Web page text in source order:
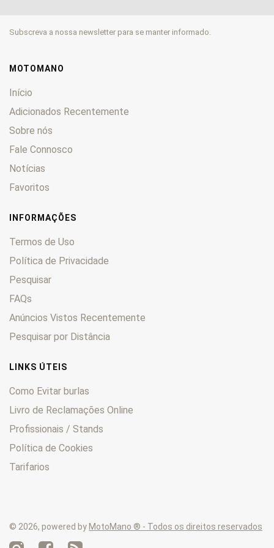
907 0
944 0
999 0
1000
1098 0
1198
1199 Panigale
Desert X 0
GT 0
Hypermotard 0
Hyperstrada
MH 0
Monster 0
S 0
Sport 0
SS 0
ST 0
Streetfighter
Subscreva a nossa newsletter para se manter informado.
MOTOMANO
Início
Adicionados Recentemente
Sobre nós
Fale Connosco
Notícias
Favoritos
INFORMAÇÕES
Termos de Uso
Política de Privacidade
Pesquisar
FAQs
Anúncios Vistos Recentemente
Pesquisar por Distância
LINKS ÚTEIS
Como Evitar burlas
Livro de Reclamações Online
Profissionais / Stands
Política de Cookies
Tarifarios
© 2026, powered by MotoMano ® - Todos os direitos reservados